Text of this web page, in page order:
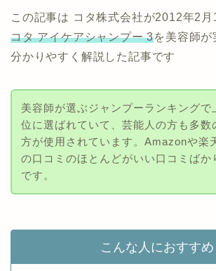
この記事は コタ株式会社が2012年2
コタ アイケアシャンプー 3を美容師が
分かりやすく解説した記事です
美容師が選ぶジャンプーランキングで
位に選ばれていて、芸能人の方も多数
方が使用されています。Amazonや楽
の口コミのほとんどがいい口コミばか
です。
こんな人におすすめ